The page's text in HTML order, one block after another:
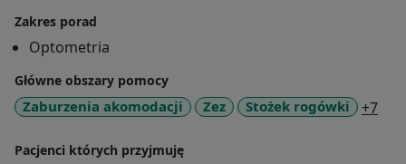
Sprawdzenie przedniego odcinek oka :
-rogówka,
-twardówka,
-soczewka wewnątrzgałkowa ( w kierunku zaćmy )
Testy przesiewowe w kierunku zaćmy i AMD
Zakres porad
Optometria
Główne obszary pomocy
Zaburzenia akomodacji Zez Stożek rogówki +7
Pacjenci których przyjmuję